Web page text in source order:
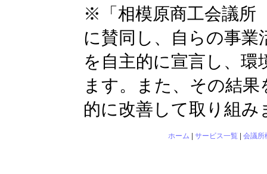
※「相模原商工会議所
に賛同し、自らの事業
を自主的に宣言し、環
ます。また、その結
的に改善して取り組み
ホーム サービス一覧| 会議所